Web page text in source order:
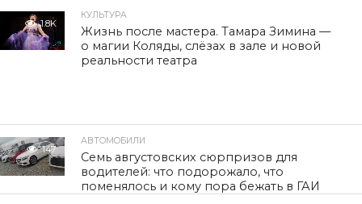
1.8K
КУЛЬТУРА
Жизнь после мастера. Тамара Зимина —
о магии Коляды, слёзах в зале и новой
реальности театра
147
АВТОМОБИЛИ
Семь августовских сюрпризов для
водителей: что подорожало, что
поменялось и кому пора бежать в ГАИ